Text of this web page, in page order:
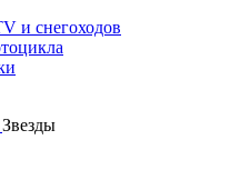
и снегоходов
Звезды